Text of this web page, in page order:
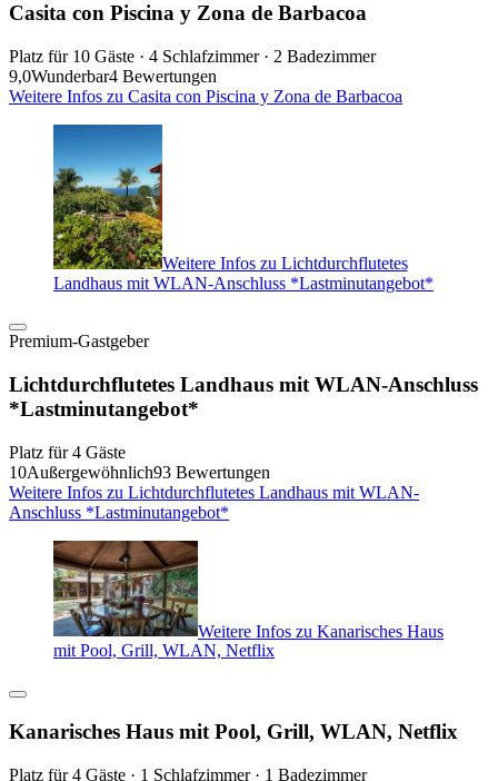
Casita con Piscina y Zona de Barbacoa
Platz für 10 Gäste · 4 Schlafzimmer · 2 Badezimmer
9,0Wunderbar4 Bewertungen
Weitere Infos zu Casita con Piscina y Zona de Barbacoa
Weitere Infos zu Lichtdurchflutetes
Landhaus mit WLAN-Anschluss *Lastminutangebot*
Premium-Gastgeber
Lichtdurchflutetes Landhaus mit WLAN-Anschluss
*Lastminutangebot*
Platz für 4 Gäste
10Außergewöhnlich93 Bewertungen
Weitere Infos zu Lichtdurchflutetes Landhaus mit WLAN-
Anschluss *Lastminutangebot*
Weitere Infos zu Kanarisches Haus
mit Pool, Grill, WLAN, Netflix
Kanarisches Haus mit Pool, Grill, WLAN, Netflix
Platz für 4 Gäste · 1 Schlafzimmer · 1 Badezimmer